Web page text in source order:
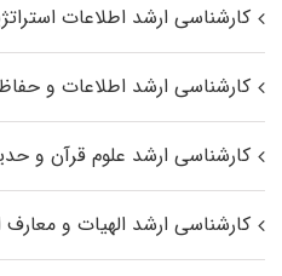
کارشناسی ارشد اطلاعات
کارشناسی ارشد اطلاعات و
کارشناسی ارشد علوم قرآن و
کارشناسی ارشد الهیات و